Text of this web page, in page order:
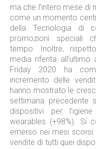
ma che l’intero mese
come un momento
della Tecnologia di
promozioni speciali
tempo. Inoltre,
media riferita
Friday 2020 ha
incremento delle
hanno mostrato le
settimana precedente
dispositivi per
wearables (+98%). Si
emerso nei mesi
vendite di tutti quei